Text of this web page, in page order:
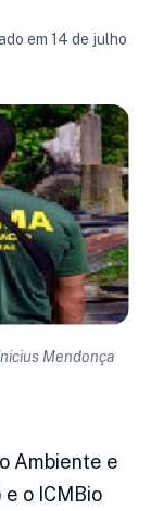
em 14 de julho
Mendonça
Ambiente e
o ICMBio